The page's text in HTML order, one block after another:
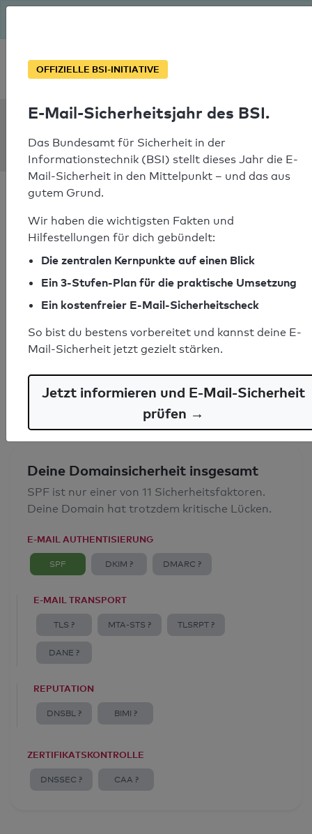
Soforthilfe bei Notfällen
pbc-arnstorf.de
SPF-Check bestanden
Ihr SPF-Record Prüfergebnis
Syntaxprüfung: 0 Fehler
E-Mail-Spoofingschutz: Gut
Deine Domainsicherheit insgesamt
SPF ist nur einer von 11 Sicherheitsfaktoren.
Deine Domain hat trotzdem kritische Lücken.
E-MAIL AUTHENTISIERUNG
SPF DKIM ? DMARC ?
E-MAIL TRANSPORT
TLS ? MTA-STS ? TLSRPT ?
DANE ?
REPUTATION
DNSBL ? BIMI ?
ZERTIFIKATSKONTROLLE
DNSSEC ? CAA ?
OFFIZIELLE BSI-INITIATIVE
E-Mail-Sicherheitsjahr des BSI.
Das Bundesamt für Sicherheit in der
Informationstechnik (BSI) stellt dieses Jahr die E-
Mail-Sicherheit in den Mittelpunkt – und das aus
gutem Grund.
Wir haben die wichtigsten Fakten und
Hilfestellungen für dich gebündelt:
Die zentralen Kernpunkte auf einen Blick
Ein 3-Stufen-Plan für die praktische Umsetzung
Ein kostenfreier E-Mail-Sicherheitscheck
So bist du bestens vorbereitet und kannst deine E-
Mail-Sicherheit jetzt gezielt stärken.
Jetzt informieren und E-Mail-Sicherheit
prüfen →